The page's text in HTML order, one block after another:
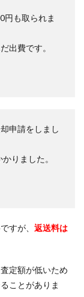
円も取られま
出費です。
申請をしまし
りました。
すが、 返送料は
定額が低いため
ことがありま